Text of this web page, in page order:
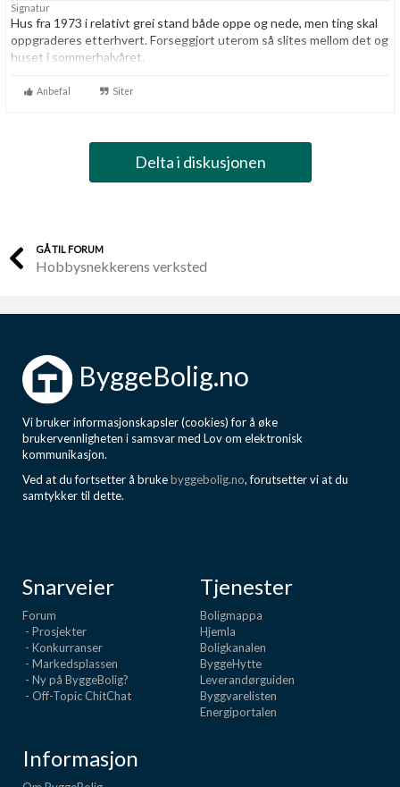
Signatur
Hus fra 1973 i relativt grei stand både oppe og nede, men ting skal
oppgraderes etterhvert. Forseggjort uterom så slites mellom det og
huset i sommerhalvåret.
Elektroingeniør fra NTH, men har glemt mye da jeg utvikler
Anbefal Siter
Delta i diskusjonen
GÅ TIL FORUM
Hobbysnekkerens verksted
ByggeBolig.no
Vi bruker informasjonskapsler (cookies) for å øke
brukervennligheten i samsvar med Lov om elektronisk
kommunikasjon.
Ved at du fortsetter å brukebyggebolig.no, forutsetter vi at du
samtykker til dette.
Snarveier
Forum
- Prosjekter
- Konkurranser
- Markedsplassen
- Ny på ByggeBolig?
- Off-Topic ChitChat
Tjenester
Boligmappa
Hjemla
Boligkanalen
ByggeHytte
Leverandørguiden
Byggvarelisten
Energiportalen
Informasjon